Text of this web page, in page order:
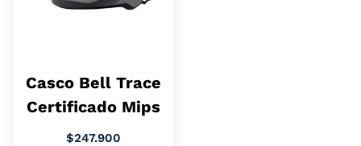
Casco Bell Trace
Certificado Mips
$247.900